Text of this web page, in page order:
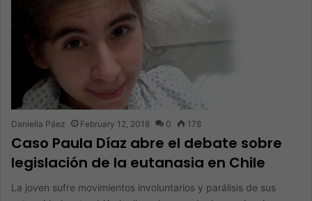
Daniella Páez February 12, 2018 0 178
Caso Paula Díaz abre el debate sobre
legislación de la eutanasia en Chile
La joven sufre movimientos involuntarios y parálisis de sus